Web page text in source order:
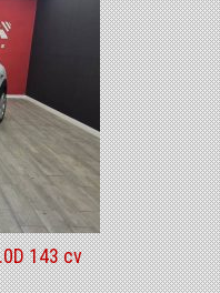
143 cv